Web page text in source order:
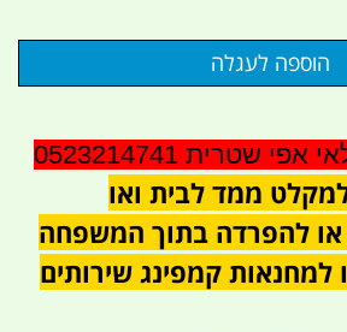
שטרית 0523214741
למקלט ממד לבית ואו
או להפרדה בתוך המשפחה
קמפינג שירותים